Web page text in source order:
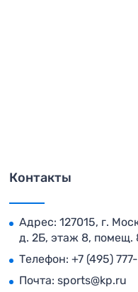
Контакты
Адрес: 127015, г.
д. 2Б, этаж 8, помещ.
Телефон: +7 (495)
Почта: sports@kp.ru